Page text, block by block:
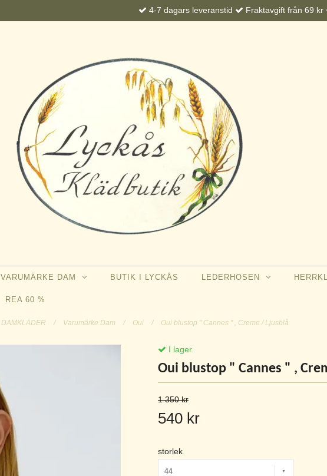
4-7 dagars leveranstid Fraktavgift från 69 kr
VARUMÄRKE DAM BUTIK I LYCKÅS LEDERHOSEN
REA 60 %
DAMKLÄDER / Varumärke Dam / Oui / Oui blustop " Cannes " , Creme / Ljusblå
I lager.
Oui blustop " Cannes " ,
1 350 kr
540 kr
storlek
44